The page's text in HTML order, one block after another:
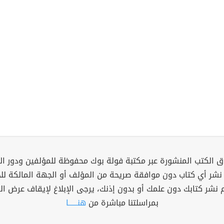
الكتب المنشورة عبر مكتبة فولة بوك محفوظة للمؤلفين ودور
نشر أي كتاب دون موافقة صريحة من المؤلف أو الجهة المالكة
نشر كتابك دون علمك أو بدون إذنك، يرجى الإبلاغ لإيقاف عرض
بمراسلتنا مباشرة من هنــــــا